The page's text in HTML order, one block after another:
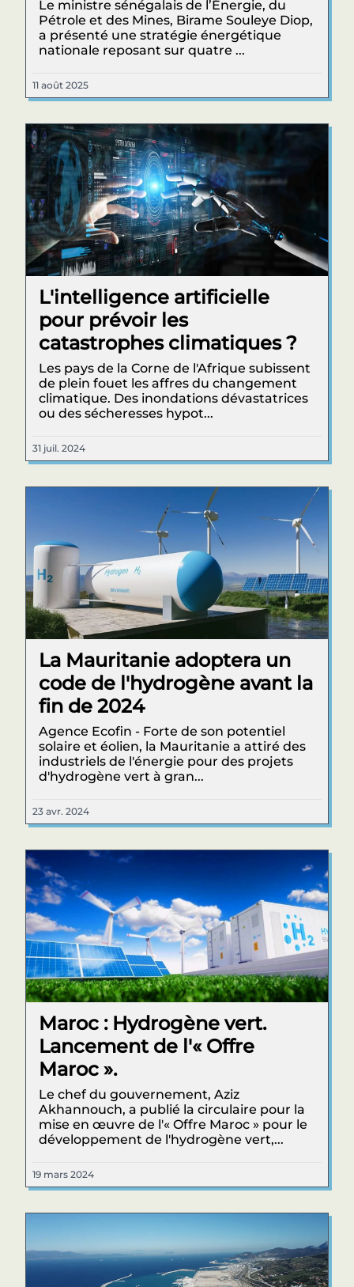
Le ministre sénégalais de l’Énergie, du
Pétrole et des Mines, Birame Souleye Diop,
a présenté une stratégie énergétique
nationale reposant sur quatre ...
11 août 2025
L'intelligence artificielle
pour prévoir les
catastrophes climatiques ?
Les pays de la Corne de l'Afrique subissent
de plein fouet les affres du changement
climatique. Des inondations dévastatrices
ou des sécheresses hypot...
31 juil. 2024
La Mauritanie adoptera un
code de l'hydrogène avant la
fin de 2024
Agence Ecofin - Forte de son potentiel
solaire et éolien, la Mauritanie a attiré des
industriels de l'énergie pour des projets
d'hydrogène vert à gran...
23 avr. 2024
Maroc : Hydrogène vert.
Lancement de l'« Offre
Maroc ».
Le chef du gouvernement, Aziz
Akhannouch, a publié la circulaire pour la
mise en œuvre de l'« Offre Maroc » pour le
développement de l'hydrogène vert,...
19 mars 2024